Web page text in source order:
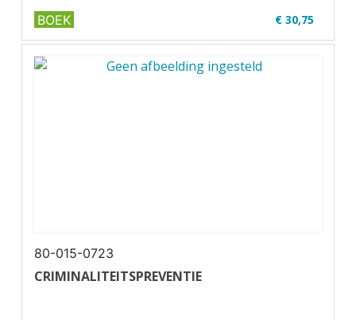
€ 30,75
✔ U14-1
BOEK
80-015-0723
CRIMINALITEITSPREVENTIE